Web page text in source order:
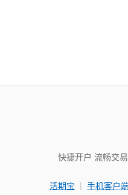
快捷开户 流畅交易
活期宝 | 手机客户